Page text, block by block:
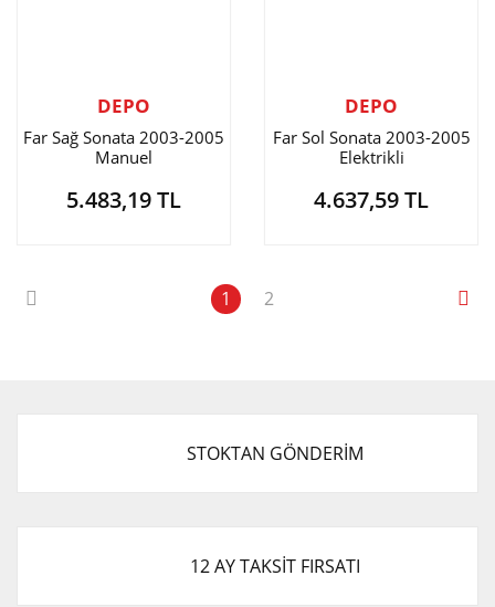
DEPO
Far Sağ Sonata 2003-2005
Manuel
5.483,19 TL
DEPO
Far Sol Sonata 2003-2005
Elektrikli
4.637,59 TL
1 2
STOKTAN GÖNDERİM
12 AY TAKSİT FIRSATI